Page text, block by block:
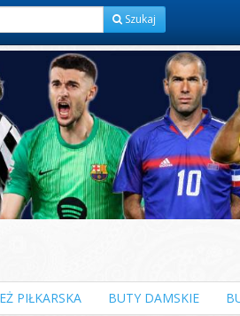
Szukaj
PIŁKARSKA BUTY DAMSKIE